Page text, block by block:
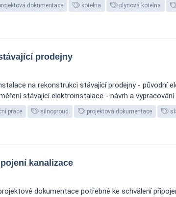
dokumentace kotelna plynová kotelna
prodejny
na rekonstrukci stávající prodejny - původní
stávající elektroinstalace - návrh a vypracování
práce silnoproud projektová dokumentace
kanalizace
dokumentace potřebné ke schválení